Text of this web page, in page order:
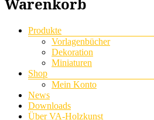
Warenkorb
Menü
Produkte
Vorlagenbücher
Dekoration
Miniaturen
Shop
Mein Konto
News
Downloads
Über VA-Holzkunst